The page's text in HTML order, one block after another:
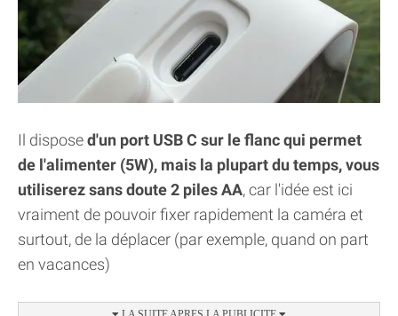
Il disposed'un port USB C sur le flanc qui permet
de l'alimenter (5W), mais la plupart du temps, vous
utiliserez sans doute 2 piles AA, car l'idée est ici
vraiment de pouvoir fixer rapidement la caméra et
surtout, de la déplacer (par exemple, quand on part
en vacances)